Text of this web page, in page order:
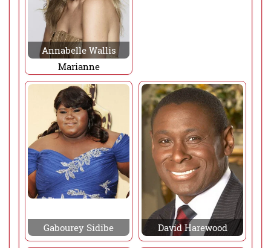
Annabelle Wallis
Marianne
Gabourey Sidibe David Harewood